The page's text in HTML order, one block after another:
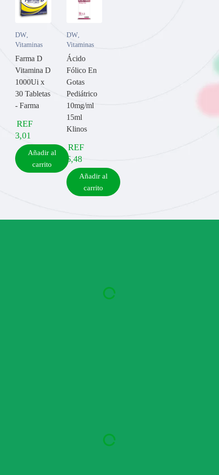
DW,
Vitaminas
Farma D
Vitamina D
1000Ui x
30 Tabletas
- Farma
REF
3,01
Añadir al
carrito
DW,
Vitaminas
Ácido
Fólico En
Gotas
Pediátrico
10mg/ml
15ml
Klinos
REF
6,48
Añadir al
carrito